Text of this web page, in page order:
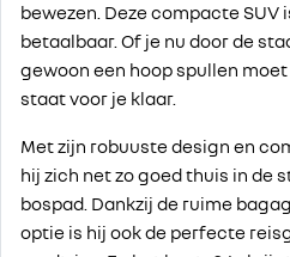
bewezen. Deze compacte
betaalbaar. Of je nu door de
gewoon een hoop spullen
staat voor je klaar.
Met zijn robuuste design en
hij zich net zo goed thuis in de
bospad. Dankzij de ruime
optie is hij ook de perfecte